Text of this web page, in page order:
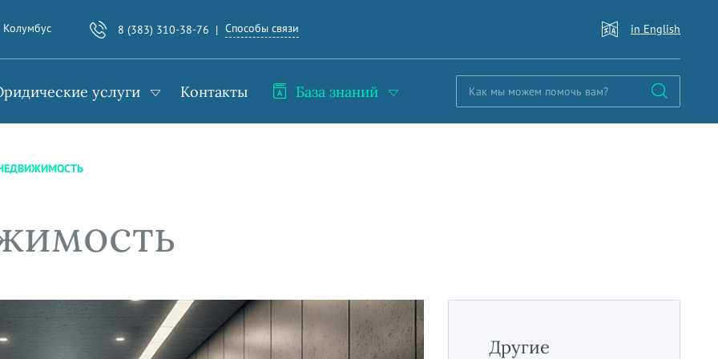
Колумбус 8 (383) 310-38-76 Способы связи in English
услуги Контакты База знаний
Другие